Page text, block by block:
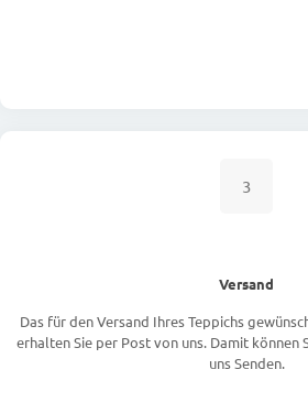
3
Versand
Das für den Versand Ihres Teppichs
erhalten Sie per Post von uns. Damit können
uns Senden.